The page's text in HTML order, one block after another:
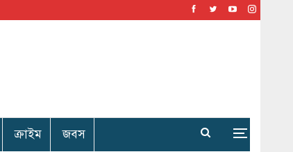
ক্রাইম জবস